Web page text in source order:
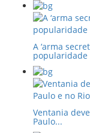
A ‘arma
popularidade
Ventania
Paulo...